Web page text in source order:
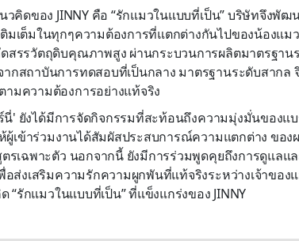
คิดของ JINNY คือ “รักแมวในแบบที่เป็น” บริษัทจึงพัฒ
มเต็มในทุกๆความต้องการที่แตกต่างกันไปของน้องแม
สรรวัตถุดิบคุณภาพสูง ผ่านกระบวนการผลิตมาตรฐาน
กสถาบันการทดสอบที่เป็นกลาง มาตรฐานระดับสากล
มความต้องการอย่างแท้จริง
นี่' ยังได้มีการจัดกิจกรรมที่สะท้อนถึงความมุ่งมั่นของแ
ห้ผู้เข้าร่วมงานได้สัมผัสประสบการณ์ความแตกต่าง ข
รเฉพาะตัว นอกจากนี้ ยังมีการร่วมพูดคุยถึงการดูแลแ
ส่งเสริมความรักความผูกพันที่แท้จริงระหว่างเจ้าของ
รักแมวในแบบที่เป็น” ที่แข็งแกร่งของ JINNY